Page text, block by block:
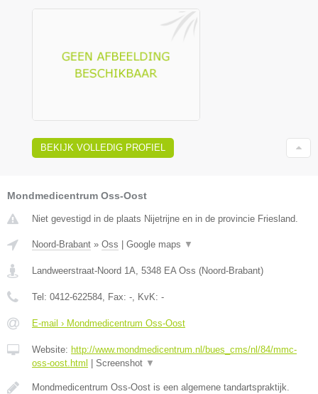
BEKIJK VOLLEDIG PROFIEL
Mondmedicentrum Oss-Oost
Niet gevestigd in de plaats Nijetrijne en in de provincie Friesland.
Noord-Brabant » Oss Google maps ▼
Landweerstraat-Noord 1A, 5348 EA Oss (Noord-Brabant)
Tel: 0412-622584, Fax: -, KvK: -
E-mail › Mondmedicentrum Oss-Oost
Website: http://www.mondmedicentrum.nl/bues_cms/nl/84/mmc-
oss-oost.html
Screenshot ▼
Mondmedicentrum Oss-Oost is een algemene tandartspraktijk.